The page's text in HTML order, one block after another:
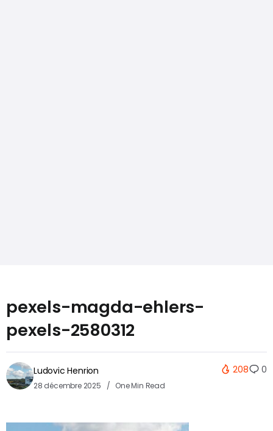
pexels-magda-ehlers-
pexels-2580312
Ludovic Henrion
28 décembre 2025 One Min Read
208 0